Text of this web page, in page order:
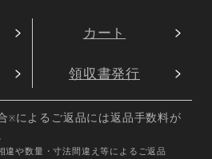
カート
領収書発行
※によるご返品には返品手数料が
や数量・寸法間違え等によるご返品